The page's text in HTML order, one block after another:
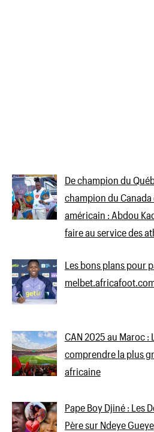
De champion du
champion du
américain : Abdou
faire au service des
Les bons plans pour
CAN 2025 au Maroc
comprendre la plus
africaine
Pape Boy Djiné : Les
Père sur Ndeye Gueye